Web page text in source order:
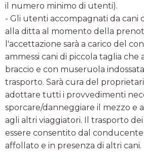
il numero minimo di utenti).
- Gli utenti accompagnati da cani
alla ditta al momento della
l'accettazione sarà a carico del
ammessi cani di piccola taglia
braccio e con museruola
trasporto. Sarà cura del
adottare tutti i provvedimenti
sporcare/danneggiare il mezzo e
agli altri viaggiatori. Il trasporto
essere consentito dal conducente
affollato e in presenza di altri cani.